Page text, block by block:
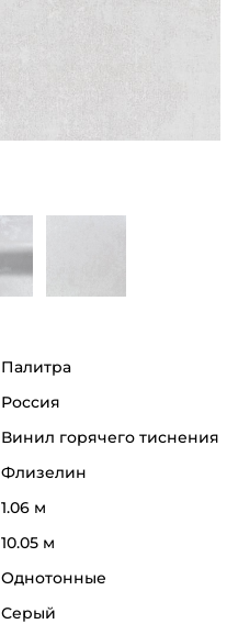
Палитра
Россия
Винил горячего тиснения
Флизелин
1.06 м
10.05 м
Однотонные
Серый